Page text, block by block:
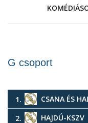
G csoport
1. CSANA ÉS
2.
HAJDÚ-KSZV